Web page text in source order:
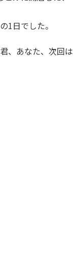
1日でした。
、あなた、次回は